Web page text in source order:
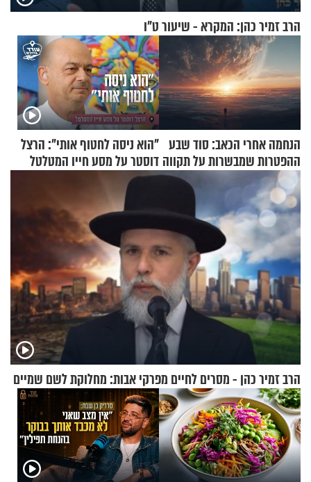
הרב זמיר כהן: המקרא - שיעור ט"ו
הנחמה אחרי הכאב: סוד שבע
ההפטרות שמבשרות על תקווה
וגאולה
"הוא ניסה לחטוף אותי": הרצל
דוסטר על מסע חייו המטלטל
הרב זמיר כהן - מסרים לחיים מפרקי אבות: מחלוקת לשם שמיים